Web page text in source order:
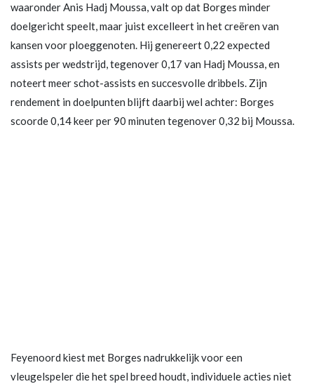
waaronder Anis Hadj Moussa, valt op dat Borges minder
doelgericht speelt, maar juist excelleert in het creëren van
kansen voor ploeggenoten. Hij genereert 0,22 expected
assists per wedstrijd, tegenover 0,17 van Hadj Moussa, en
noteert meer schot-assists en succesvolle dribbels. Zijn
rendement in doelpunten blijft daarbij wel achter: Borges
scoorde 0,14 keer per 90 minuten tegenover 0,32 bij Moussa.
Feyenoord kiest met Borges nadrukkelijk voor een
vleugelspeler die het spel breed houdt, individuele acties niet